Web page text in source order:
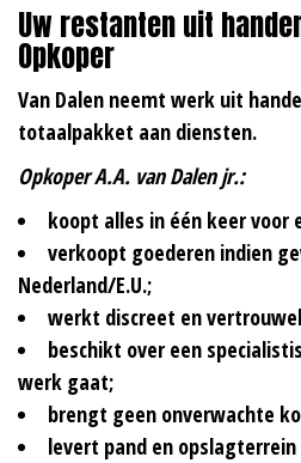
Uw restanten uit
Opkoper
Van Dalen neemt werk uit
totaalpakket aan diensten.
Opkoper A.A. van Dalen jr.:
koopt alles in één keer voor
verkoopt goederen indien
Nederland/E.U.;
werkt discreet en
beschikt over een
werk gaat;
brengt geen onverwachte
levert pand en opslagterrein